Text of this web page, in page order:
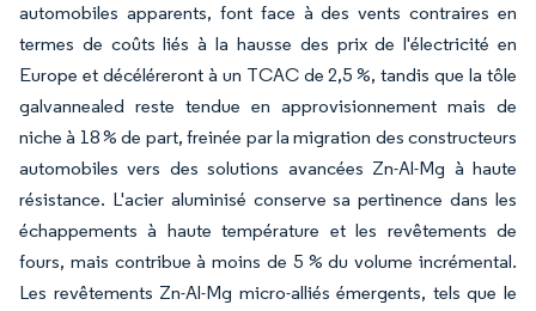
automobiles apparents, font face à des vents contraires en
termes de coûts liés à la hausse des prix de l'électricité en
Europe et décéléreront à un TCAC de 2,5 %, tandis que la tôle
galvannealed reste tendue en approvisionnement mais de
niche à 18 % de part, freinée par la migration des constructeurs
automobiles vers des solutions avancées Zn-Al-Mg à haute
résistance. L'acier aluminisé conserve sa pertinence dans les
échappements à haute température et les revêtements de
fours, mais contribue à moins de 5 % du volume incrémental.
Les revêtements Zn-Al-Mg micro-alliés émergents, tels que le